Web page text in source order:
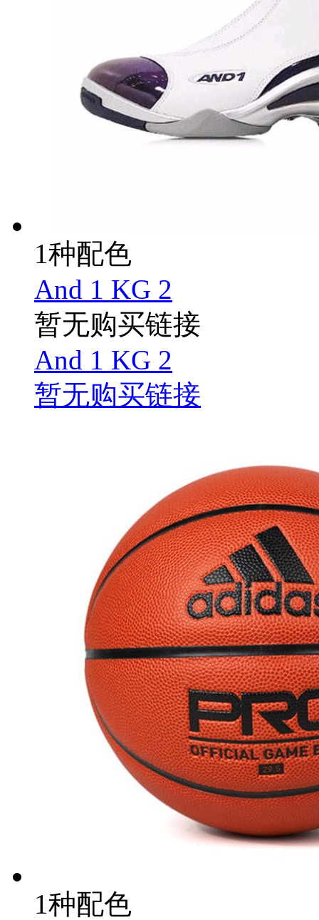
1种配色
And 1 KG 2
暂无购买链接
And 1 KG 2
暂无购买链接
1种配色